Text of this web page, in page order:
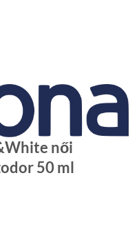
női
50 ml